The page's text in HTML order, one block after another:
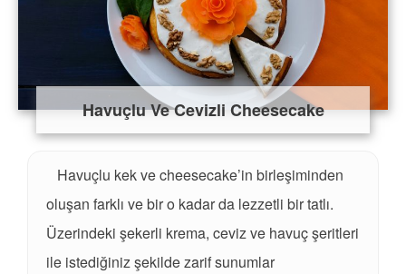
Havuçlu Ve Cevizli Cheesecake
Havuçlu kek ve cheesecake’in birleşiminden
oluşan farklı ve bir o kadar da lezzetli bir tatlı.
Üzerindeki şekerli krema, ceviz ve havuç şeritleri
ile istediğiniz şekilde zarif sunumlar